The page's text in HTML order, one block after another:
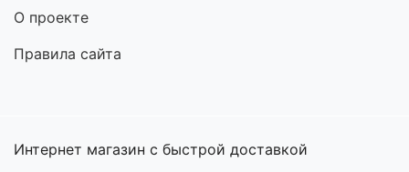
О проекте
Правила сайта
Интернет магазин с быстрой доставкой